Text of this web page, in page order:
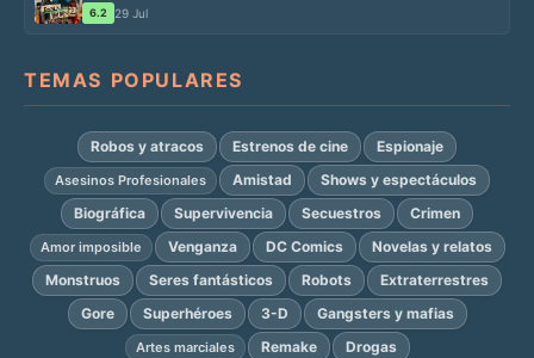
6.2 29 Jul
TEMAS POPULARES
Robos y atracos Estrenos de cine Espionaje
Asesinos Profesionales Amistad
Shows y espectáculos
Biográfica
Supervivencia Secuestros Crimen
Amor imposible Venganza DC Comics
Novelas y relatos
Monstruos
Seres fantásticos Robots
Extraterrestres
Gore
Superhéroes 3-D Gangsters y mafias
Artes marciales Remake Drogas